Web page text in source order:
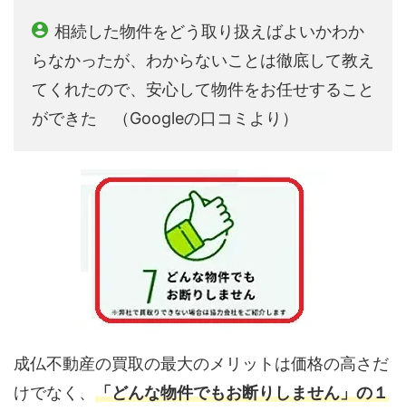
相続した物件をどう取り扱えばよいかわか
らなかったが、わからないことは徹底して教え
てくれたので、安心して物件をお任せすること
ができた （Googleの口コミより）
成仏不動産の買取の最大のメリットは価格の高さだ
けでなく、 「どんな物件でもお断りしません」の１